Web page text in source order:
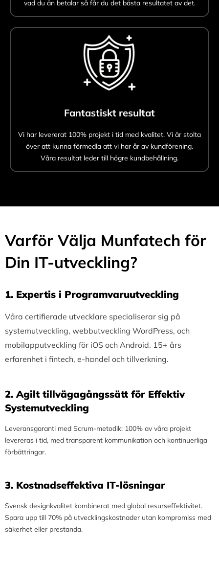
vad du än betalar så får du det bästa resultatet av det.
Fantastiskt resultat
Vi har levererat 100% projekt i tid med kvalitet. Vi är stolta
över att kunna förmedla att vi har år av kundförening.
Våra resultat leder till högre kundbehållning.
Varför Välja Munfatech för
Din IT-utveckling?
1.⁠ ⁠Expertis i Programvaruutveckling
Våra certifierade utvecklare specialiserar sig på
systemutveckling, webbutveckling WordPress, och
mobilapputveckling för iOS och Android. 15+ års
erfarenhet i fintech, e-handel och tillverkning.
2.⁠ ⁠Agilt tillvägagångssätt för Effektiv
Systemutveckling
Leveransgaranti med Scrum-metodik: 100% av våra projekt
levereras i tid, med transparent kommunikation och kontinuerliga
förbättringar.
3.⁠ ⁠Kostnadseffektiva IT-lösningar
Svensk designkvalitet kombinerat med global resurseffektivitet.
Spara upp till 70% på utvecklingskostnader utan kompromiss med
säkerhet eller prestanda.